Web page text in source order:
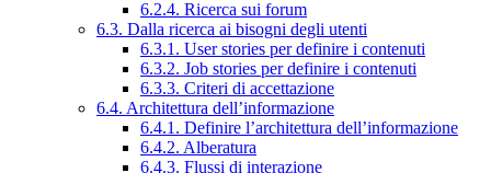
6.2.4. Ricerca sui forum
6.3. Dalla ricerca ai bisogni degli utenti
6.3.1. User stories per definire i contenuti
6.3.2. Job stories per definire i contenuti
6.3.3. Criteri di accettazione
6.4. Architettura dell’informazione
6.4.1. Definire l’architettura dell’informazione
6.4.2. Alberatura
6.4.3. Flussi di interazione